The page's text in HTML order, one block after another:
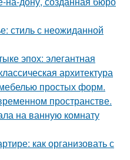
стиль с неожиданной
эпох: элегантная
архитектура
простых форм.
пространстве.
на ванную комнату
как организовать с